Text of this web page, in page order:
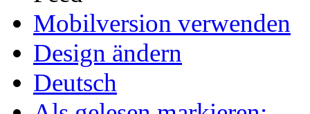
Mobilversion verwenden
Design ändern
Deutsch